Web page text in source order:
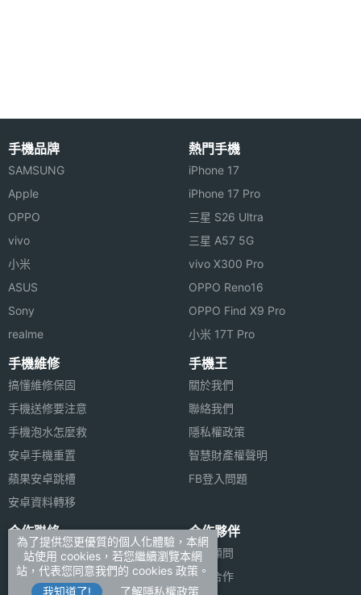
其他功能
● 支援來電個人圖片顯示或設定以化身顯示(限手機記
● 電話分組及設定不同分組來話號碼顯示
● 支援 EFR/FR
● ZI 中英文輸入，支援注音輸入法
● 透過連接線可支援電腦與手機間之資料傳送
● 內建14 組相框可供編輯您的大頭照
※本文為 SOGI 手機王版權所有，未經授權不得轉載使用※
手機品牌
SAMSUNG
Apple
OPPO
vivo
小米
ASUS
Sony
realme
熱門手機
iPhone 17
iPhone 17 Pro
三星 S26 Ultra
三星 A57 5G
vivo X300 Pro
OPPO Reno16
OPPO Find X9 Pro
小米 17T Pro
手機維修
搞懂維修保固
手機送修要注意
手機泡水怎麼救
安卓手機重置
蘋果安卓跳槽
安卓資料轉移
手機王
關於我們
聯絡我們
隱私權政策
智慧財產權聲明
FB登入問題
合作聯絡
廣告刊登
加入商店報價
合作夥伴
法律顧問
媒體合作
為了提供您更優質的個人化體驗，本網
站使用 cookies，若您繼續瀏覽本網
站，代表您同意我們的 cookies 政策。
我知道了!
了解隱私權政策